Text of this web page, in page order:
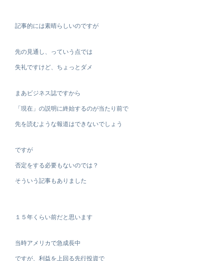
記事的には素晴らしいのですが
先の見通し、っていう点では
失礼ですけど、ちょっとダメ
まあビジネス誌ですから
「現在」の説明に終始するのが当たり前で
先を読むような報道はできないでしょう
ですが
否定をする必要もないのでは？
そういう記事もありました
１５年くらい前だと思います
当時アメリカで急成長中
ですが、利益を上回る先行投資で